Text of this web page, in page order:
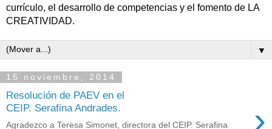
currículo, el desarrollo de competencias y el fomento de LA
CREATIVIDAD.
▼
15 noviembre, 2014
Resolución de PAEV en el
CEIP. Serafina Andrades.
›
Agradezco a Teresa Simonet, directora del CEIP. Serafina